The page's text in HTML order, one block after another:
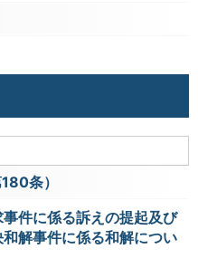
条）
件に係る訴えの提起及び
解事件に係る和解につい